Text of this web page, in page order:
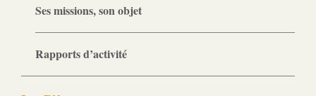
Ses missions, son objet
Rapports d’activité